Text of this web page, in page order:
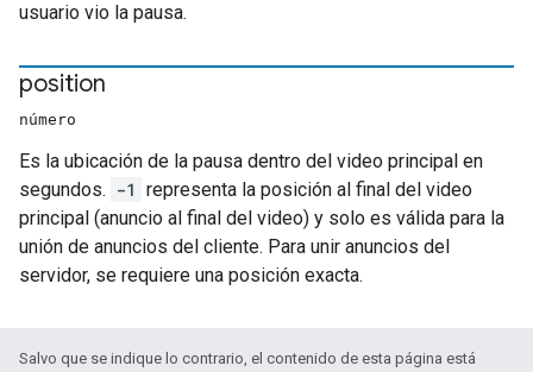
usuario vio la pausa.
position
número
Es la ubicación de la pausa dentro del video principal en
segundos. -1 representa la posición al final del video
principal (anuncio al final del video) y solo es válida para la
unión de anuncios del cliente. Para unir anuncios del
servidor, se requiere una posición exacta.
Salvo que se indique lo contrario, el contenido de esta página está